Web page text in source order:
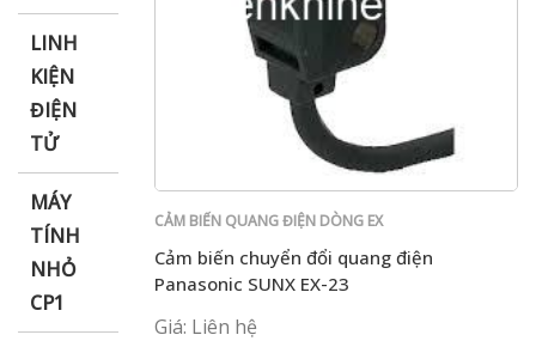
LINH
KIỆN
ĐIỆN
TỬ
MÁY
TÍNH
NHỎ
CP1
CẢM BIẾN QUANG ĐIỆN DÒNG EX
Cảm biến chuyển đổi quang điện
Panasonic SUNX EX-23
Giá: Liên hệ